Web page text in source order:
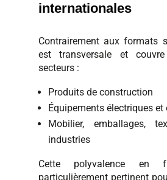
internationales
Contrairement aux formats
est transversale et
secteurs :
Produits de construction
Équipements électriques et
Mobilier, emballages,
industries
Cette polyvalence
particulièrement pertinent